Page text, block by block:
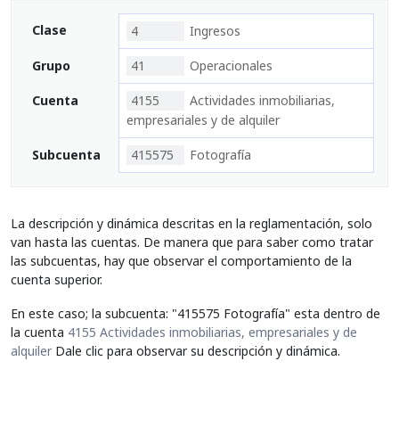
Clase 4 Ingresos
Grupo 41 Operacionales
Cuenta 4155
Actividades inmobiliarias,
empresariales y de alquiler
Subcuenta 415575 Fotografía
La descripción y dinámica descritas en la reglamentación, solo
van hasta las cuentas. De manera que para saber como tratar
las subcuentas, hay que observar el comportamiento de la
cuenta superior.
En este caso; la subcuenta: "415575 Fotografía" esta dentro de
la cuenta 4155 Actividades inmobiliarias, empresariales y de
alquiler Dale clic para observar su descripción y dinámica.